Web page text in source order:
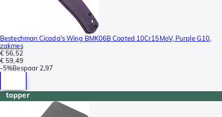
Bestechman Cicada's Wing BMK06B Coated 10Cr15MoV, Purple G10,
zakmes
€ 56,52
€ 59,49
-5%Bespaar 2,97
topper